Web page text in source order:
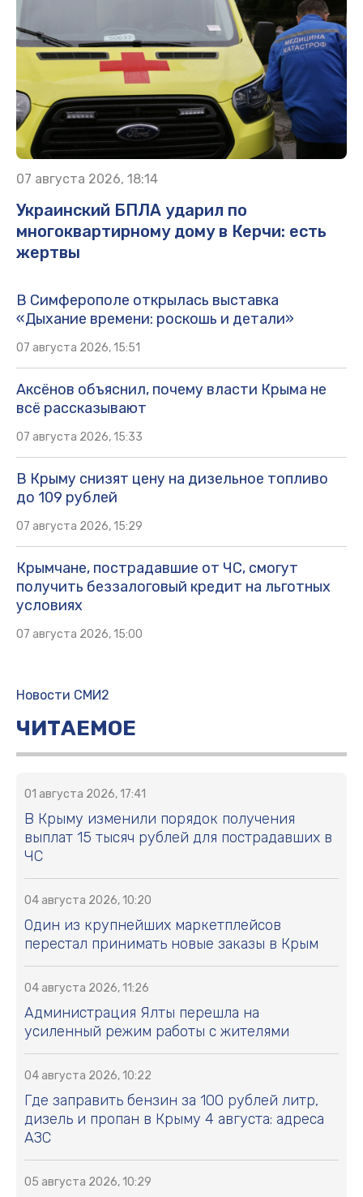
07 августа 2026, 18:14
Украинский БПЛА ударил по
многоквартирному дому в Керчи: есть
жертвы
В Симферополе открылась выставка
«Дыхание времени: роскошь и детали»
07 августа 2026, 15:51
Аксёнов объяснил, почему власти Крыма не
всё рассказывают
07 августа 2026, 15:33
В Крыму снизят цену на дизельное топливо
до 109 рублей
07 августа 2026, 15:29
Крымчане, пострадавшие от ЧС, смогут
получить беззалоговый кредит на льготных
условиях
07 августа 2026, 15:00
Новости СМИ2
ЧИТАЕМОЕ
01 августа 2026, 17:41
В Крыму изменили порядок получения
выплат 15 тысяч рублей для пострадавших в
ЧС
04 августа 2026, 10:20
Один из крупнейших маркетплейсов
перестал принимать новые заказы в Крым
04 августа 2026, 11:26
Администрация Ялты перешла на
усиленный режим работы с жителями
04 августа 2026, 10:22
Где заправить бензин за 100 рублей литр,
дизель и пропан в Крыму 4 августа: адреса
АЗС
05 августа 2026, 10:29